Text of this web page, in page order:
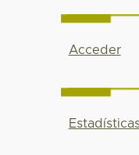
Acceder